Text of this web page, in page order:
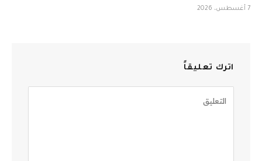
7 أغسطس، 2026
اترك تعليقاً